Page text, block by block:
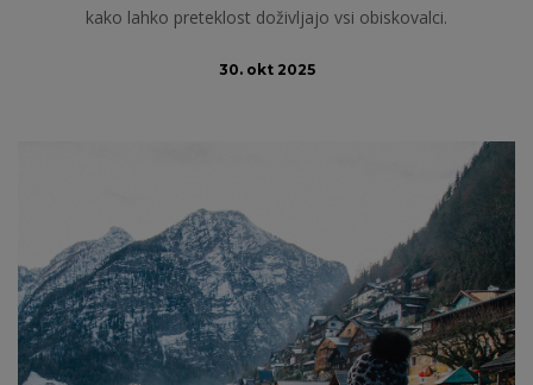
kako lahko preteklost doživljajo vsi obiskovalci.
30. okt 2025